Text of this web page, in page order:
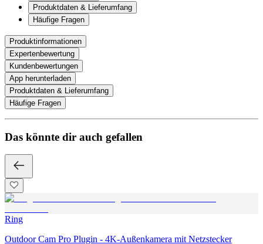
Produktdaten & Lieferumfang
Häufige Fragen
Produktinformationen
Expertenbewertung
Kundenbewertungen
App herunterladen
Produktdaten & Lieferumfang
Häufige Fragen
Das könnte dir auch gefallen
Ring
Outdoor Cam Pro Plugin - 4K-Außenkamera mit Netzstecker